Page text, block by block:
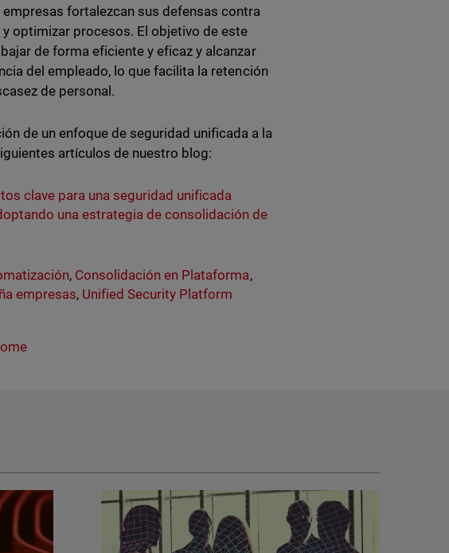
fortalezcan sus defensas contra
optimizar procesos. El objetivo de este
de forma eficiente y eficaz y alcanzar
del empleado, lo que facilita la retención
de personal.
de un enfoque de seguridad unificada a la
artículos de nuestro blog:
clave para una seguridad unificada
una estrategia de consolidación de
, Consolidación en Plataforma,
empresas, Unified Security Platform